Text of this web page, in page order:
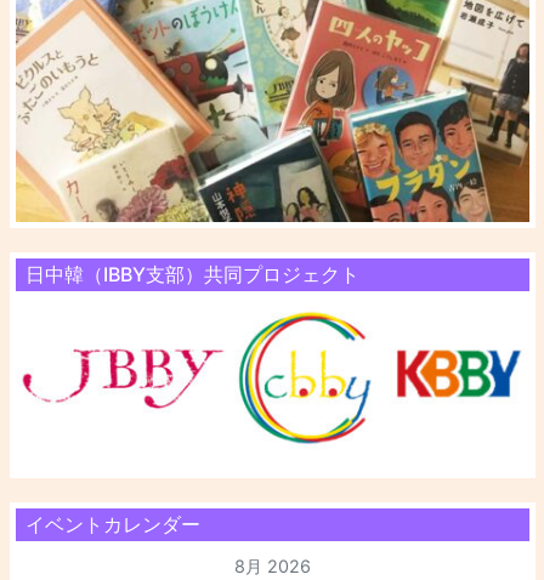
日中韓（IBBY支部）共同プロジェクト
イベントカレンダー
8月 2026